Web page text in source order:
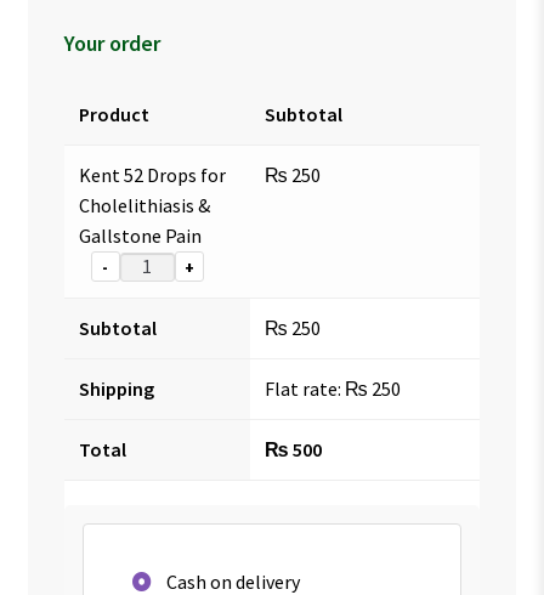
Your order
Product Subtotal
Kent 52 Drops for
Cholelithiasis &
Gallstone Pain
- +
₨ 250
Subtotal ₨ 250
Shipping Flat rate: ₨ 250
Total ₨ 500
Cash on delivery